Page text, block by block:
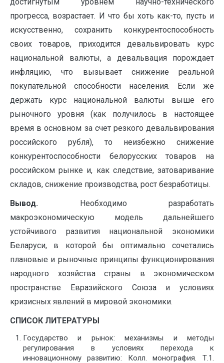
прогресса, возрастает. И что бы хоть как-то, пусть и
искусственно, сохранить конкурентоспособность
своих товаров, приходится девальвировать курс
национальной валюты, а девальвация порождает
инфляцию, что вызывает снижение реальной
покупательной способности населения. Если же
держать курс национальной валюты выше его
рыночного уровня (как получилось в настоящее
время в основном за счет резкого девальвирования
российского рубля), то неизбежно снижение
конкурентоспособности белорусских товаров на
российском рынке и, как следствие, затоваривание
складов, снижение производства, рост безработицы.
Вывод. Необходимо разработать
макроэкономическую модель дальнейшего
устойчивого развития национальной экономики
Беларуси, в которой бы оптимально сочетались
плановые и рыночные принципы функционирования
народного хозяйства страны в экономическом
пространстве Евразийского Союза и условиях
кризисных явлений в мировой экономики.
СПИСОК ЛИТЕРАТУРЫ
Государство и рынок: механизмы и методы
регулирования в условиях перехода к
инновационному развитию: Колл. монография. Т.1.